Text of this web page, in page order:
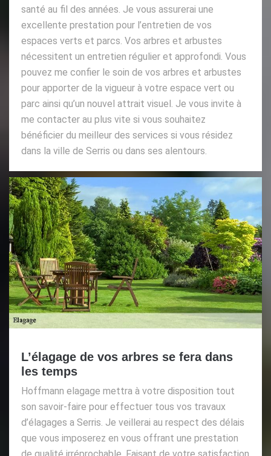
santé au fil des années. Je vous assurerai une
excellente prestation pour l’entretien de vos
espaces verts et parcs. Vos arbres et arbustes
nécessitent un entretien régulier et approfondi. Vous
pouvez me confier le soin de vos arbres et arbustes
pour apporter de la vigueur à votre espace vert ou
parc ainsi qu’un nouvel attrait visuel. Je vous invite à
me contacter au plus vite si vous souhaitez
bénéficier du meilleur des services si vous résidez
dans la ville de Serris ou dans ses alentours.
L’élagage de vos arbres se fera dans
les temps
Hoffmann elagage mettra à votre disposition tout
son savoir-faire pour effectuer tous vos travaux
d’élagages a Serris. Je veillerai au respect des délais
que vous imposerez en vous offrant une prestation